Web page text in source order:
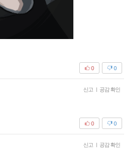
0
0
신고 | 공감 확인
0
0
신고 | 공감 확인